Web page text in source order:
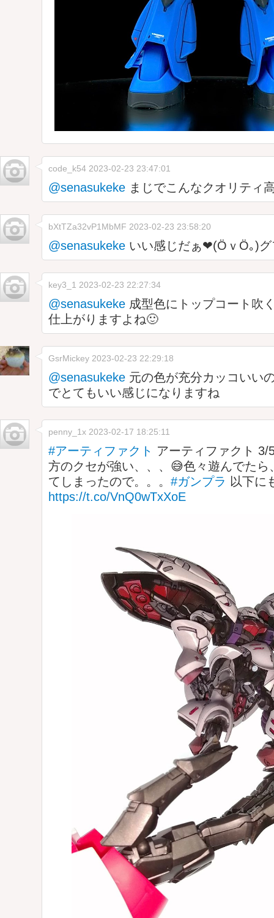
code_k54 2023-02-23 23:47:01
@senasukeke まじでこんなクオリティ
bXtTZa32vP1MbMF 2023-02-23 23:58:20
@senasukeke いい感じだぁ❤(ӦｖӦ｡)グ
key3_1 2023-02-23 22:27:34
@senasukeke 成型色にトップコート吹
仕上がりますよね🙂
GsrMickey 2023-02-23 22:29:18
@senasukeke 元の色が充分カッコいい
でとてもいい感じになりますね
penny_1x 2023-02-17 18:25:11
#アーティファクト アーティファクト 3/
方のクセが強い、、、😅色々遊んでたら
てしまったので。。。 #ガンプラ 以下に
https://t.co/VnQ0wTxXoE